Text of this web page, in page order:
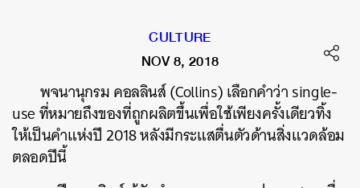
CULTURE
NOV 8, 2018
พจนานุกรม คอลลินส์ (Collins) เลือกคำว่า single-
use ที่หมายถึงของที่ถูกผลิตขึ้นเพื่อใช้เพียงครั้งเดียวทิ้ง
ให้เป็นคำแห่งปี 2018 หลังมีกระแสตื่นตัวด้านสิ่งแวดล้อม
ตลอดปีนี้